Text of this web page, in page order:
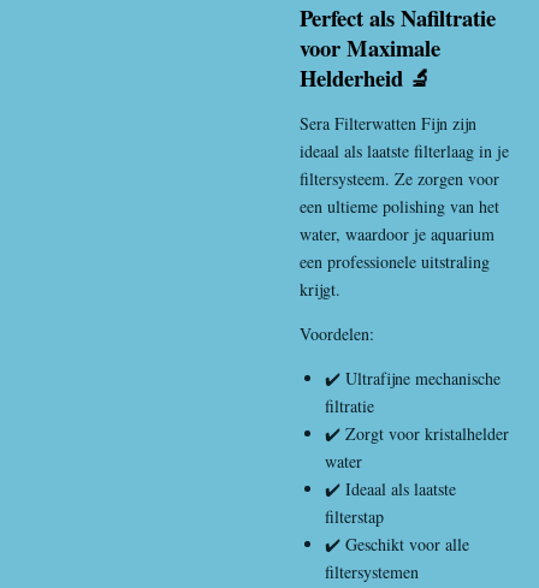
Perfect als Nafiltratie
voor Maximale
Helderheid 🔬
Sera Filterwatten Fijn zijn
ideaal als laatste filterlaag in je
filtersysteem. Ze zorgen voor
een ultieme polishing van het
water, waardoor je aquarium
een professionele uitstraling
krijgt.
Voordelen:
✔️ Ultrafijne mechanische
filtratie
✔️ Zorgt voor kristalhelder
water
✔️ Ideaal als laatste
filterstap
✔️ Geschikt voor alle
filtersystemen